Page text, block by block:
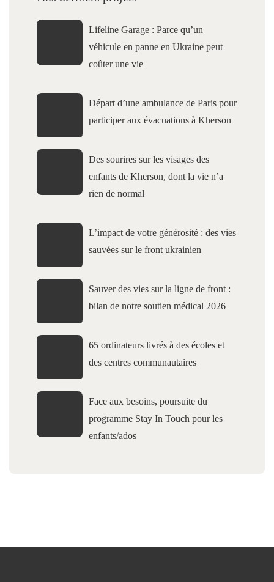
Lifeline Garage : Parce qu’un
véhicule en panne en Ukraine peut
coûter une vie
Départ d’une ambulance de Paris pour
participer aux évacuations à Kherson
Des sourires sur les visages des
enfants de Kherson, dont la vie n’a
rien de normal
L’impact de votre générosité : des vies
sauvées sur le front ukrainien
Sauver des vies sur la ligne de front :
bilan de notre soutien médical 2026
65 ordinateurs livrés à des écoles et
des centres communautaires
Face aux besoins, poursuite du
programme Stay In Touch pour les
enfants/ados